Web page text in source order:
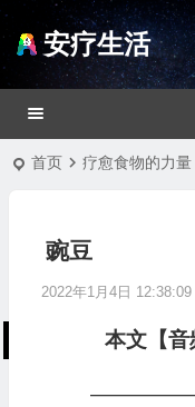
安疗生活
首页 疗愈食物的力量
豌豆
2022年1月4日 12:38:09
本文【